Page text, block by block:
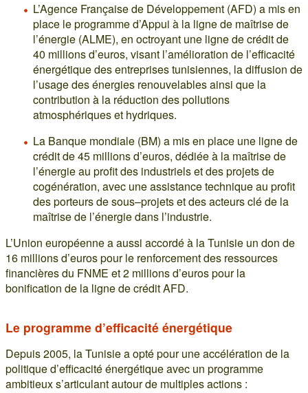
L’Agence Française de Développement (AFD) a mis en
place le programme d’Appui à la ligne de maîtrise de
l’énergie (ALME), en octroyant une ligne de crédit de
40 millions d’euros, visant l’amélioration de l’efficacité
énergétique des entreprises tunisiennes, la diffusion de
l’usage des énergies renouvelables ainsi que la
contribution à la réduction des pollutions
atmosphériques et hydriques.
La Banque mondiale (BM) a mis en place une ligne de
crédit de 45 millions d’euros, dédiée à la maîtrise de
l’énergie au profit des industriels et des projets de
cogénération, avec une assistance technique au profit
des porteurs de sous–projets et des acteurs clé de la
maîtrise de l’énergie dans l’industrie.
L’Union européenne a aussi accordé à la Tunisie un don de
16 millions d’euros pour le renforcement des ressources
financières du FNME et 2 millions d’euros pour la
bonification de la ligne de crédit AFD.
Le programme d’efficacité énergétique
Depuis 2005, la Tunisie a opté pour une accélération de la
politique d’efficacité énergétique avec un programme
ambitieux s’articulant autour de multiples actions :